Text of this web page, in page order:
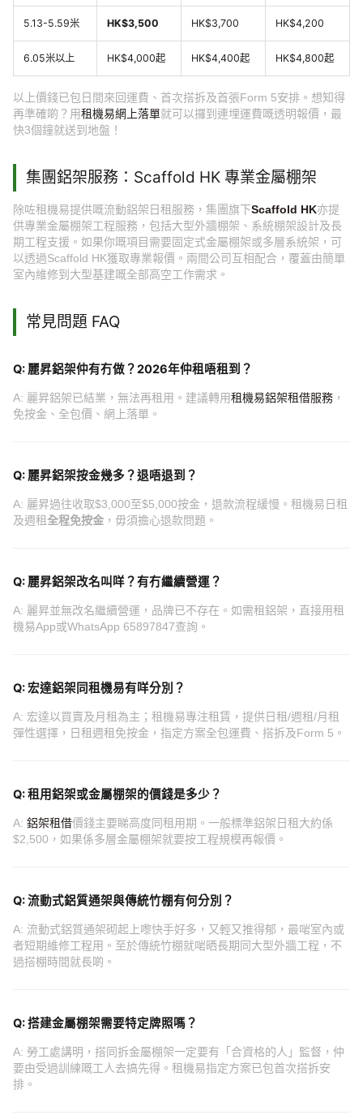
5.13-5.59米 HK$3,500 HK$3,700 HK$4,200
6.05米以上 HK$4,000起 HK$4,400起 HK$4,800起
以上價錢已包日間來回運費、首次搭拆及首張Form 5安排。想知得
再準確啲？用租機易網上落單就可以攞到連埋運費嘅透明報價，最
快3個鐘就送到地盤！
集團鋁架服務：Scaffold HK 專業金屬棚架
除咗租機易提供嘅流動鋁架日租服務，集團旗下Scaffold HK亦提
供專業金屬棚架工程服務，包括大型外牆棚架、系統棚架設計及長
期工程支援。如果你嘅項目需要固定式金屬棚架或多層系統架，可
以透過Scaffold HK獲取專業報價。兩間公司互相配合，覆蓋由簡單
室內維修到大型基建嘅全部高空工作需求。
常見問題 FAQ
Q: 麗昇鋁架仲有冇做？2026年仲租唔租到？
A: 麗昇鋁架已結業，無法再租用。建議轉用租機易鋁架租借服務 ，
免按金、全包價、網上落單。
Q: 麗昇鋁架按金幾多？退唔退到？
A: 麗昇過往收取$3,000至$5,000按金，退款流程緩慢。租機易日租
及週租 全程免按金 ，毋須擔心退款問題。
Q: 麗昇鋁架改名叫咩？有冇繼續營運？
A: 麗昇並無改名繼續營運，品牌已不存在。如需租鋁架，直接用租
機易App或WhatsApp 65897847查詢。
Q: 宏達鋁架同租機易有咩分別？
A: 宏達以買賣及月租為主；租機易專注租賃，提供日租/週租/月租
彈性選擇，日租週租免按金，指定方案全包運費、搭拆及Form 5。
Q: 租用鋁架或金屬棚架的價錢是多少？
A: 鋁架租借價錢主要睇高度同租用期。一般標準鋁架日租大約係
$2,500，如果係多層金屬棚架就要按工程規模再報價。
Q: 流動式鋁質通架與傳統竹棚有何分別？
A: 流動式鋁質通架砌起上嚟快手好多，又輕又推得郁，最啱室內或
者短期維修工程用。至於傳統竹棚就啱晒長期同大型外牆工程，不
過搭棚時間就長啲。
Q: 搭建金屬棚架需要特定牌照嗎？
A: 勞工處講明，搭同拆金屬棚架一定要有「合資格的人」監督，仲
要由受過訓練嘅工人去搞先得。租機易指定方案已包首次搭拆安
排。